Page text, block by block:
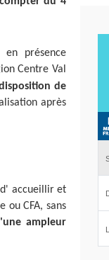
présence
Centre Val
de
après
accueillir et
ou CFA, sans
ampleur